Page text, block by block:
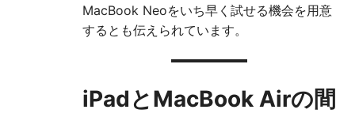
MacBook Neoをいち早く試せる機会を用意
するとも伝えられています。
iPadとMacBook Airの間